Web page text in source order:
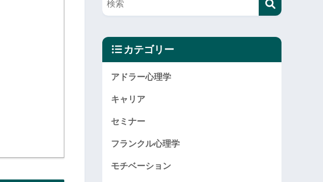
カテゴリー
アドラー心理学
キャリア
セミナー
フランクル心理学
モチベーション